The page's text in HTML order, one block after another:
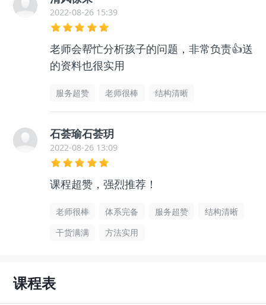
2022-08-26 15:39
老师会帮忙分析孩子的问题，非常负责👍送
的资料也很实用
服务超赞 老师很棒 结构清晰
石荟瑜石荟玥
2022-08-26 13:09
课程超赞，强烈推荐！
老师很棒 体系完备 服务超赞
结构清晰
干货满满
方法实用
课程表